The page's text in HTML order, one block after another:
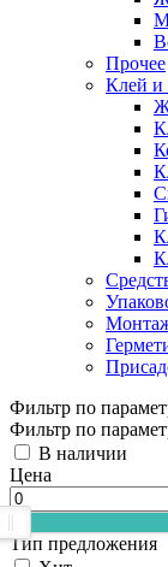
Прочее
Клей и
Фильтр по
Фильтр по
В наличии
Цена
Тип предложения